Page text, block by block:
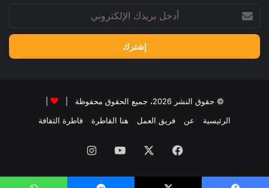
بريدك
الإلكتروني
© حقوق النشر 2026، جميع الحقوق محفوظة |
الرئيسية
عن فريق العمل هنا القاطرة قاطرة الثقافة
فيسبوك ‫YouTubeانستقرام